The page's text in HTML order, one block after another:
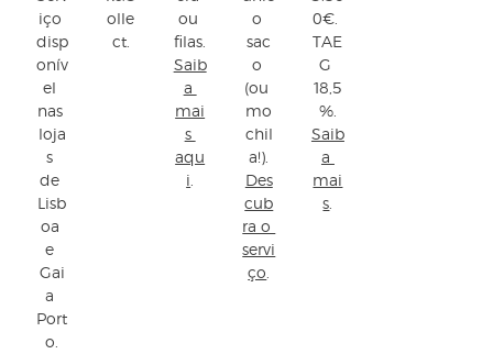
iço
disp
onív
el
nas
loja
s
de
Lisb
oa
e
Gai
a
Port
o.
olle
ct.
ou
filas.
Saib
a
mai
s
aqu
i.
o
sac
o
(ou
mo
chil
a!).
Des
cub
ra o
servi
ço.
0€.
TAE
G
18,5
%.
Saib
a
mai
s.